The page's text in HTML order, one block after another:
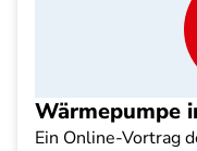
Wärmepumpe
Ein Online-Vortrag